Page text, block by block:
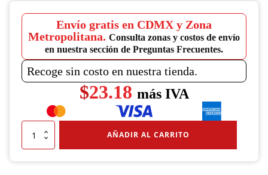
Envío gratis en CDMX y Zona
Metropolitana. Consulta zonas y costos de envío
en nuestra sección de Preguntas Frecuentes.
Recoge sin costo en nuestra tienda.
$23.18 más IVA
Guante
Recubierto
AÑADIR AL CARRITO